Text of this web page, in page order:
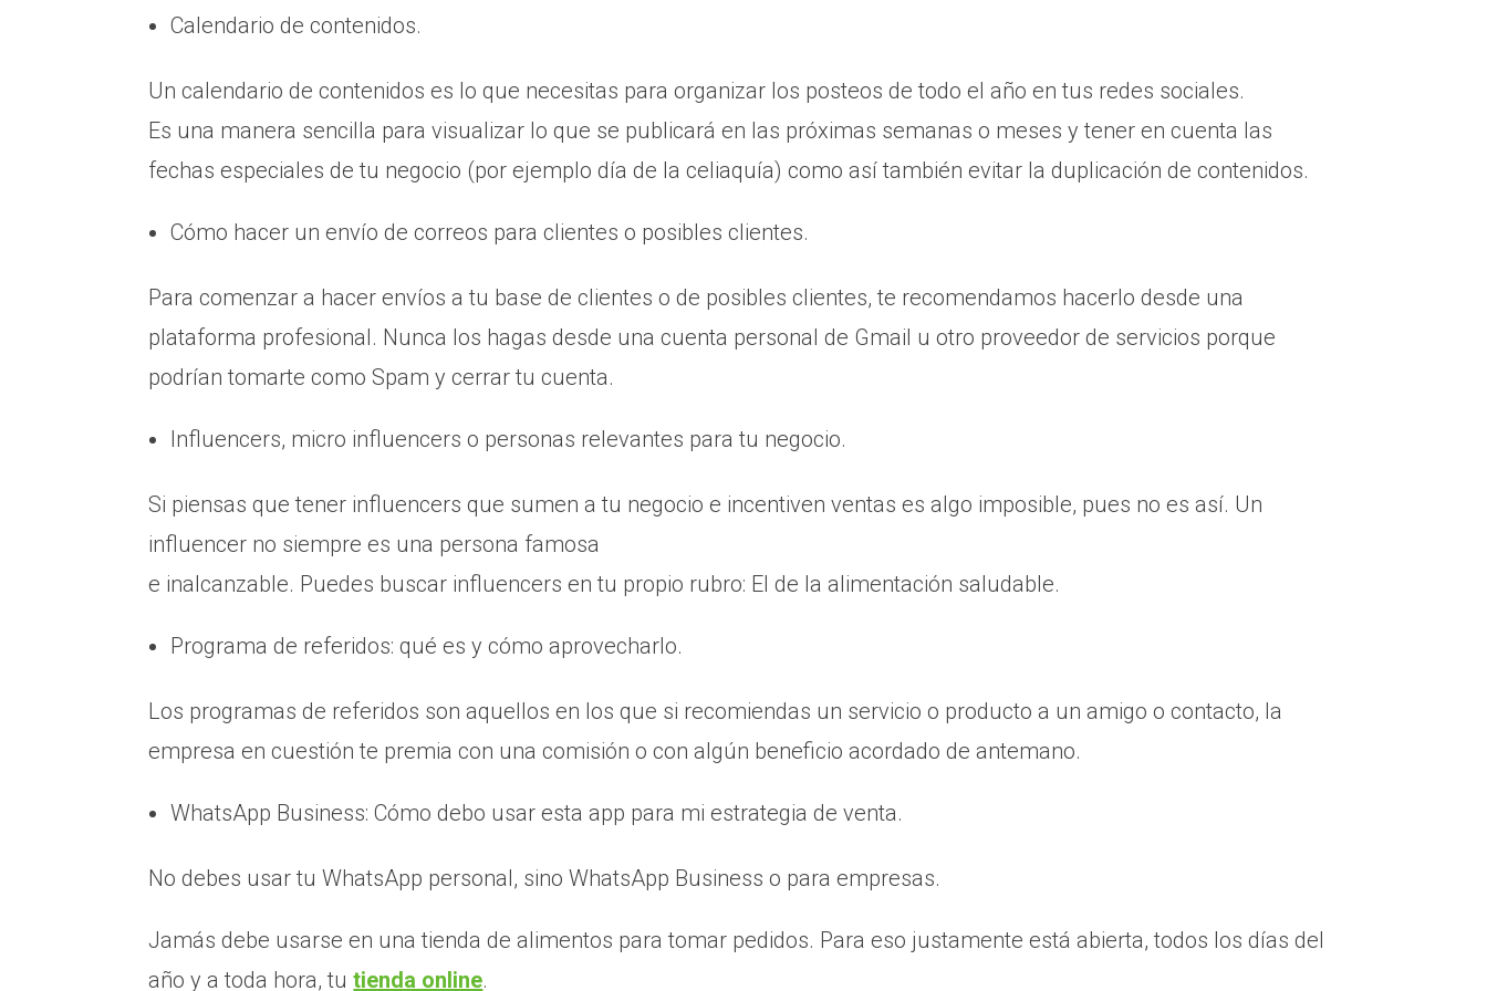
Calendario de contenidos.
Un calendario de contenidos es lo que necesitas para organizar los posteos de todo el año en tus redes sociales.
Es una manera sencilla para visualizar lo que se publicará en las próximas semanas o meses y tener en cuenta las
fechas especiales de tu negocio (por ejemplo día de la celiaquía) como así también evitar la duplicación de contenidos.
Cómo hacer un envío de correos para clientes o posibles clientes.
Para comenzar a hacer envíos a tu base de clientes o de posibles clientes, te recomendamos hacerlo desde una
plataforma profesional. Nunca los hagas desde una cuenta personal de Gmail u otro proveedor de servicios porque
podrían tomarte como Spam y cerrar tu cuenta.
Influencers, micro influencers o personas relevantes para tu negocio.
Si piensas que tener influencers que sumen a tu negocio e incentiven ventas es algo imposible, pues no es así. Un
influencer no siempre es una persona famosa
e inalcanzable. Puedes buscar influencers en tu propio rubro: El de la alimentación saludable.
Programa de referidos: qué es y cómo aprovecharlo.
Los programas de referidos son aquellos en los que si recomiendas un servicio o producto a un amigo o contacto, la
empresa en cuestión te premia con una comisión o con algún beneficio acordado de antemano.
WhatsApp Business: Cómo debo usar esta app para mi estrategia de venta.
No debes usar tu WhatsApp personal, sino WhatsApp Business o para empresas.
Jamás debe usarse en una tienda de alimentos para tomar pedidos. Para eso justamente está abierta, todos los días del
año y a toda hora, tutienda online.